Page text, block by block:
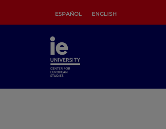
ESPAÑOL ENGLISH